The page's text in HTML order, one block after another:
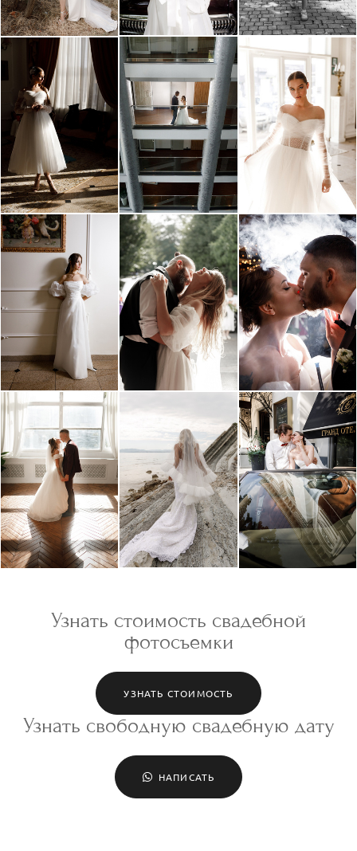
Узнать стоимость свадебной
фотосъемки
УЗНАТЬ СТОИМОСТЬ
Узнать свободную свадебную дату
НАПИСАТЬ